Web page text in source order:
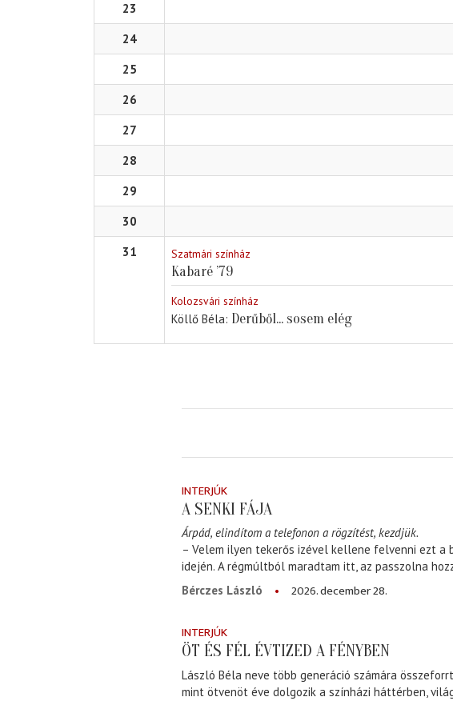
23
24
25
26
27
28
29
30
31
Szatmári színház
Kabaré ’79
Kolozsvári színház
Köllő Béla Derűből... sosem elég
INTERJÚK
A SENKI FÁJA
Árpád, elindítom a telefonon a rögzítést, kezdjük.
– Velem ilyen tekerős izével kellene felvenni ezt a
idején. A régmúltból maradtam itt, az passzolna
Bérczes László
2026. december 28.
INTERJÚK
ÖT ÉS FÉL ÉVTIZED A FÉNYBEN
László Béla neve több generáció számára
mint ötvenöt éve dolgozik a színházi háttérben,